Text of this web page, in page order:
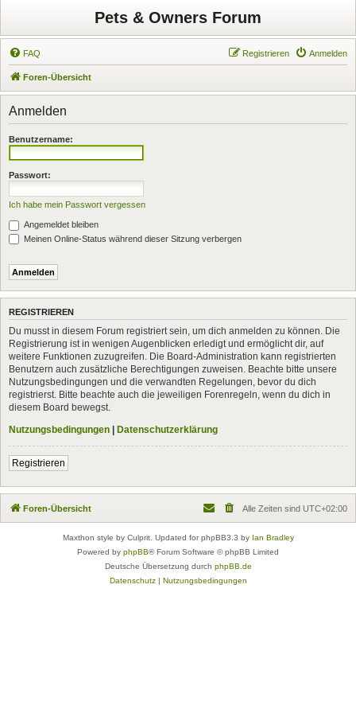
Pets & Owners Forum
FAQ Anmelden
Registrieren
Foren-Übersicht
Anmelden
Benutzername:
Passwort:
Ich habe mein Passwort vergessen
Angemeldet bleiben
Meinen Online-Status während dieser Sitzung verbergen
REGISTRIEREN
Du musst in diesem Forum registriert sein, um dich anmelden zu können. Die
Registrierung ist in wenigen Augenblicken erledigt und ermöglicht dir, auf
weitere Funktionen zuzugreifen. Die Board-Administration kann registrierten
Benutzern auch zusätzliche Berechtigungen zuweisen. Beachte bitte unsere
Nutzungsbedingungen und die verwandten Regelungen, bevor du dich
registrierst. Bitte beachte auch die jeweiligen Forenregeln, wenn du dich in
diesem Board bewegst.
Nutzungsbedingungen | Datenschutzerklärung
Registrieren
Foren-Übersicht Alle Zeiten sind UTC+02:00
Maxthon style by Culprit. Updated for phpBB3.3 by Ian Bradley
Powered by phpBB® Forum Software © phpBB Limited
Deutsche Übersetzung durch phpBB.de
Datenschutz| Nutzungsbedingungen